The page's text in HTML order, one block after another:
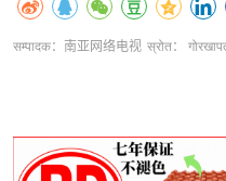
सम्पादक：南亚网络电视 स्रोत：